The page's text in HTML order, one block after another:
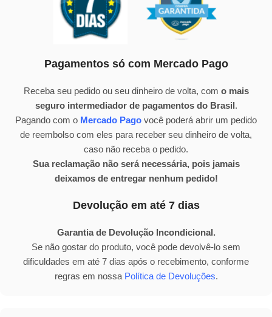
Pagamentos só com Mercado Pago
Receba seu pedido ou seu dinheiro de volta, com o mais
seguro intermediador de pagamentos do Brasil.
Pagando com o Mercado Pago você poderá abrir um pedido
de reembolso com eles para receber seu dinheiro de volta,
caso não receba o pedido.
Sua reclamação não será necessária, pois jamais
deixamos de entregar nenhum pedido!
Devolução em até 7 dias
Garantia de Devolução Incondicional.
Se não gostar do produto, você pode devolvê-lo sem
dificuldades em até 7 dias após o recebimento, conforme
regras em nossa Política de Devoluções.